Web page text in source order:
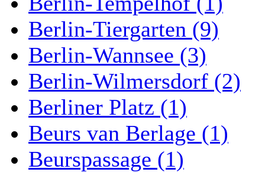
Berlin-Tiergarten (9)
Berlin-Wannsee (3)
Berlin-Wilmersdorf (2)
Berliner Platz (1)
Beurs van Berlage (1)
Beurspassage (1)